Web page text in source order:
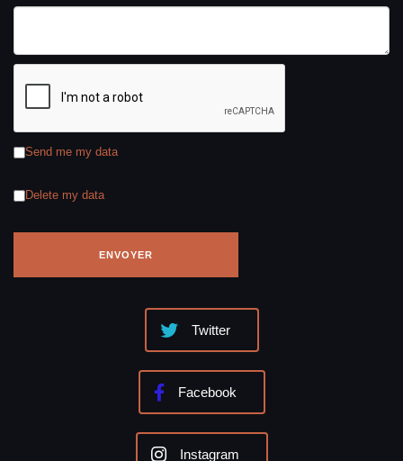
Send me my data
Delete my data
Twitter
Facebook
Instagram